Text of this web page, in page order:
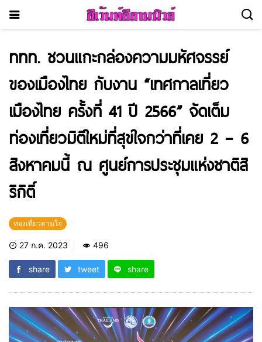
ททท. ชวนแกะกล่องความมหัศจรรย์
ของเมืองไทย กับงาน “เทศกาลเที่ยว
เมืองไทย ครั้งที่ 41 ปี 2566” จัดเต็ม
ท่องเที่ยวมิติใหม่ที่สุขใจกว่าที่เคย 2 – 6
สิงหาคมนี้ ณ ศูนย์การประชุมแห่งชาติสิ
ริกิติ์
ท่องเที่ยวตามใจ
27 ก.ค. 2023 496
share tweet share